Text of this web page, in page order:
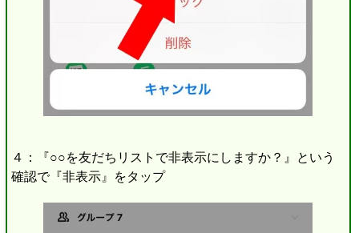
４：『○○を友だちリストで非表示にしますか？』という
確認で『非表示』をタップ